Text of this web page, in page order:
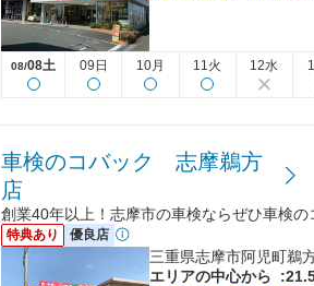
08/08土 09日 10月 11火 12水
車検のコバック 志摩鵜方
店
創業40年以上！志摩市の車検ならぜひ車検の
特典あり 優良店
三重県志摩市阿児町鵜
エリアの中心から